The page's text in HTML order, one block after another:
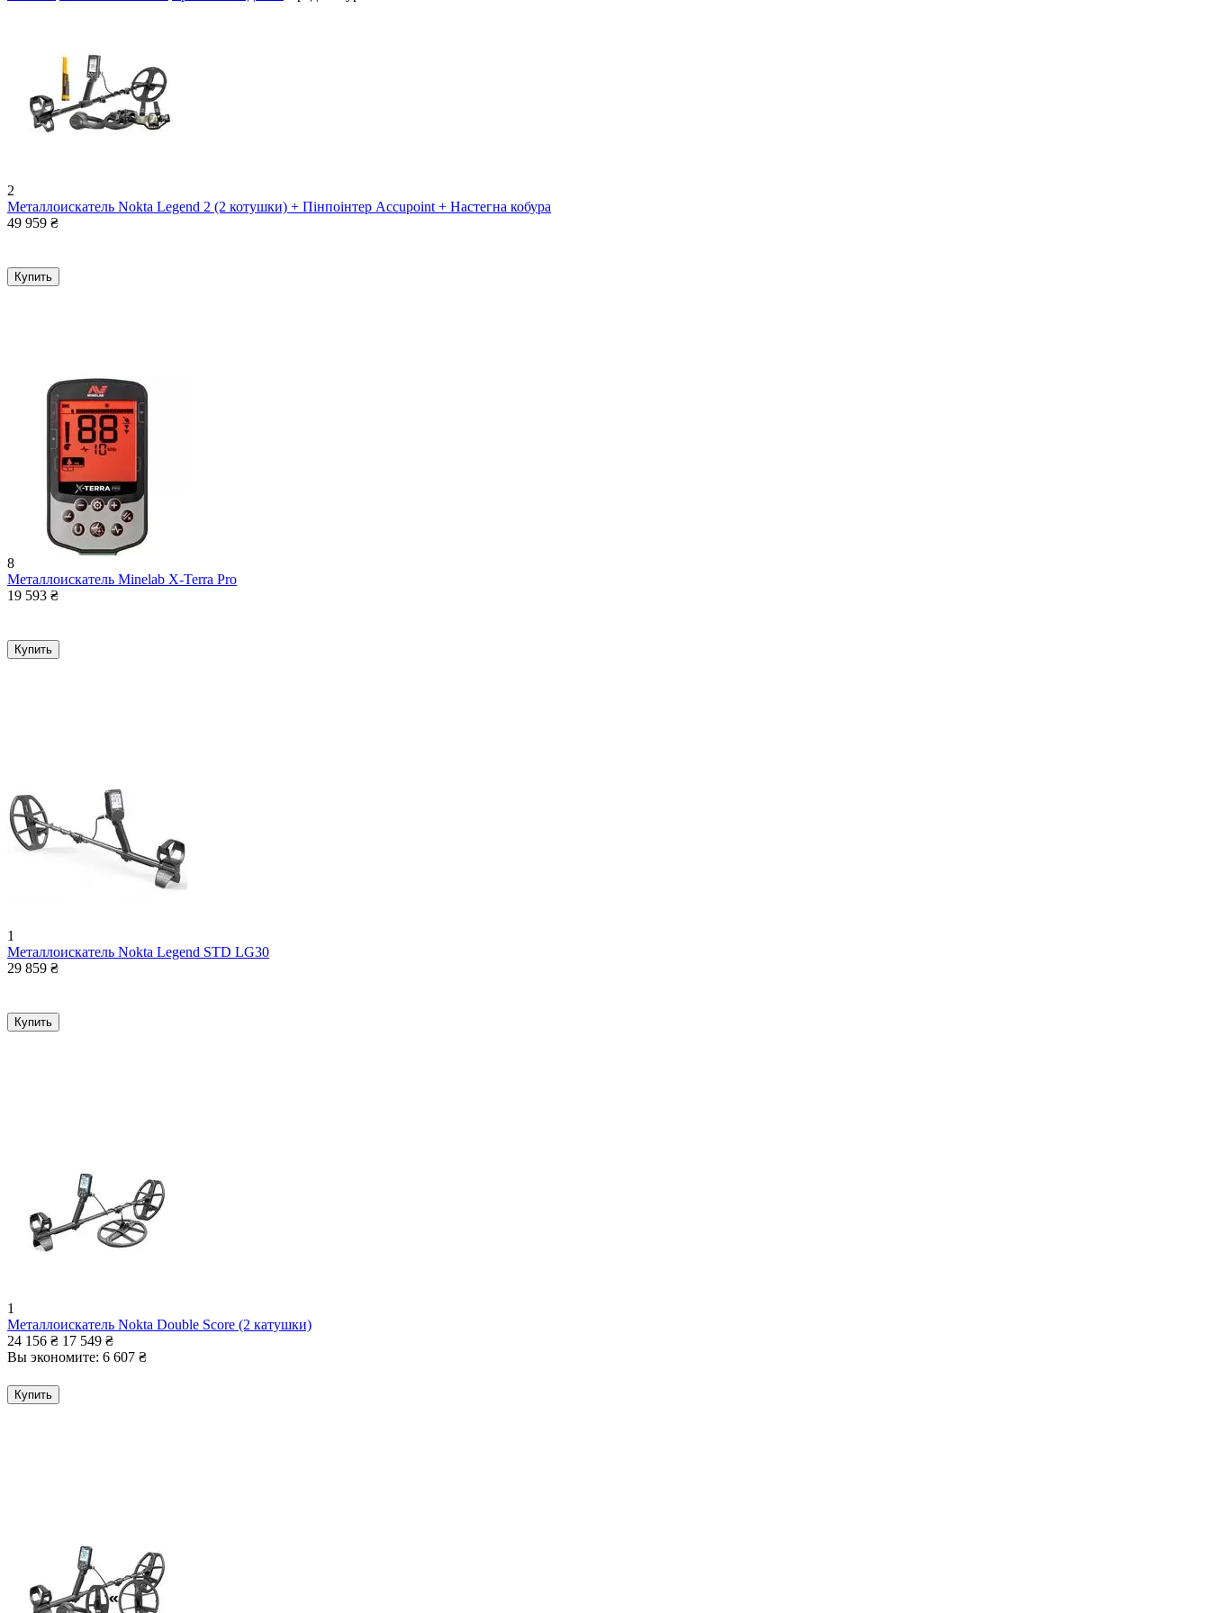
2
Металлоискатель Nokta Legend 2 (2 котушки) + Пінпоінтер Accupoint + Настегна кобура
49 959 ₴
Купить
8
Металлоискатель Minelab X-Terra Pro
19 593 ₴
Купить
1
Металлоискатель Nokta Legend STD LG30
29 859 ₴
Купить
1
Металлоискатель Nokta Double Score (2 катушки)
24 156 ₴ 17 549 ₴
Вы экономите: 6 607 ₴
Купить